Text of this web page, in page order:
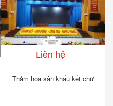
Liên hệ
Thảm hoa sân khấu kết chữ